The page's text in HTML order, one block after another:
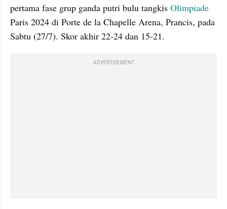
pertama fase grup ganda putri bulu tangkis Olimpiade
Paris 2024 di Porte de la Chapelle Arena, Prancis, pada
Sabtu (27/7). Skor akhir 22-24 dan 15-21.
ADVERTISEMENT